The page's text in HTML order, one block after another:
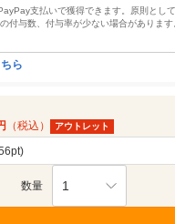
支払いで獲得できます。原則とし
付与数、付与率が少ない場合がありま
ら
（税込） アウトレット
数量 1